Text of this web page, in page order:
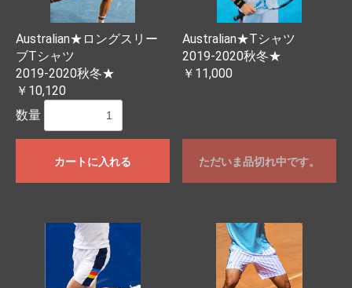
Australian★ロングスリー
ブTシャツ
2019-2020秋冬★
￥10,120
数量
カートに入れる
Australian★Tシャツ
2019-2020秋冬★
￥11,000
ただいま品切れ中です。